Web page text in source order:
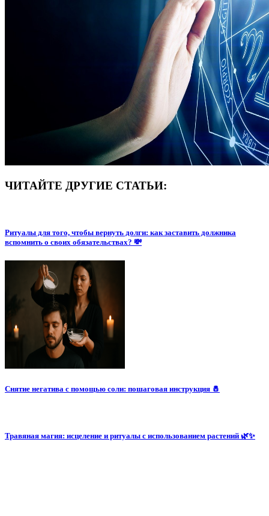
ЧИТАЙТЕ ДРУГИЕ СТАТЬИ:
Ритуалы для того, чтобы вернуть долги: как заставить должника
вспомнить о своих обязательствах? 💸
Снятие негатива с помощью соли: пошаговая инструкция 🧂
Травяная магия: исцеление и ритуалы с использованием растений 🌿✨